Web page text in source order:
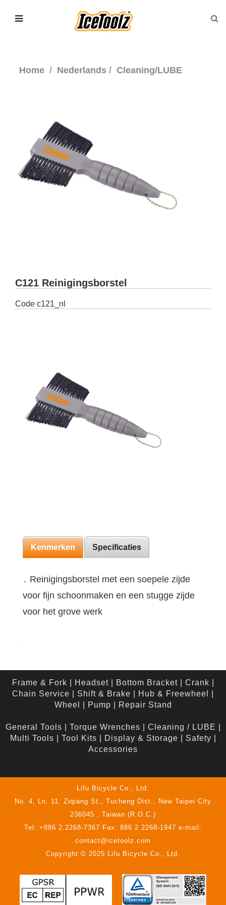
Home Nederlands Cleaning/LUBE
C121 Reinigingsborstel
Code c121_nl
Kenmerken Specificaties
․ Reinigingsborstel met een soepele zijde
voor fijn schoonmaken en een stugge zijde
voor het grove werk
Frame & Fork Headset| Bottom Bracket| Crank
Chain Service
Shift & Brake Hub & Freewheel
Wheel
Pump Repair Stand
General Tools Torque Wrenches Cleaning / LUBE
Multi Tools
Tool Kits Display & Storage Safety
Accessories
Lifu Bicycle Co., Ltd.
No. 4, Ln. 11, Ziqiang St., Tucheng Dist., New Taipei City
236045 , Taiwan (R.O.C.)
Tel: +886 2.2268-7367 Fax: 886 2.2268-1947 e-mail:
contact@icetoolz.com
Copyright © 2025 Lifu Bicycle Co., Ltd.